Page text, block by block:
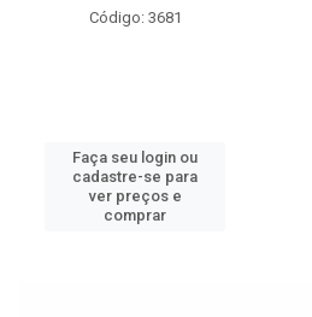
Código: 3681
Faça seu login ou
cadastre-se para
ver preços e
comprar